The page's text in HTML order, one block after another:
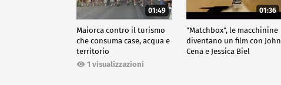
01:49
Maiorca contro il turismo
che consuma case, acqua e
territorio
1 visualizzazioni
01:36
"Matchbox", le macchinine
diventano un film con John
Cena e Jessica Biel